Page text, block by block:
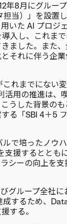
年8月にグルー
当）」を設置
いた AI プロジ
入し、これま
ました。また
それに伴う企
れまでにない
活用の推進は、
うした背景の
る「SBI 4＋5
で培ったノウ
支援するととも
シーの向上を支
びグループ全社
するため、
する。